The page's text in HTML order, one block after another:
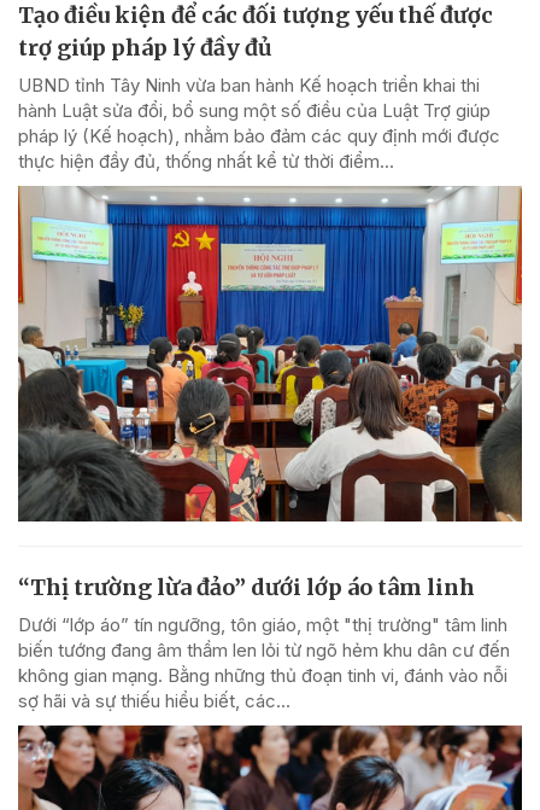
Tạo điều kiện để các đối tượng yếu thế được
trợ giúp pháp lý đầy đủ
UBND tỉnh Tây Ninh vừa ban hành Kế hoạch triển khai thi
hành Luật sửa đổi, bổ sung một số điều của Luật Trợ giúp
pháp lý (Kế hoạch), nhằm bảo đảm các quy định mới được
thực hiện đầy đủ, thống nhất kể từ thời điểm...
“Thị trường lừa đảo” dưới lớp áo tâm linh
Dưới “lớp áo” tín ngưỡng, tôn giáo, một "thị trường" tâm linh
biến tướng đang âm thầm len lỏi từ ngõ hẻm khu dân cư đến
không gian mạng. Bằng những thủ đoạn tinh vi, đánh vào nỗi
sợ hãi và sự thiếu hiểu biết, các...